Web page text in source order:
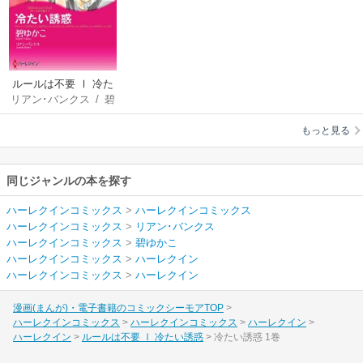
ルールは不要 Ⅰ 冷た
い誘惑
リアン･バンクス / 碧
ゆかこ
もっと見る
同じジャンルの本を探す
ハーレクインコミックス > ハーレクインコミックス
ハーレクインコミックス > リアン･バンクス
ハーレクインコミックス > 碧ゆかこ
ハーレクインコミックス > ハーレクイン
ハーレクインコミックス > ハーレクイン
漫画(まんが)・電子書籍のコミックシーモアTOP
ハーレクインコミックス
ハーレクインコミックス
ハーレクイン
ハーレクイン
ルールは不要 Ⅰ 冷たい誘惑 冷たい誘惑 1巻